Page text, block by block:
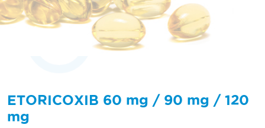
ETORICOXIB 60 mg / 90 mg / 120
mg